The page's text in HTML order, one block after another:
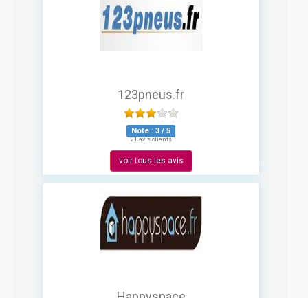
123pneus.fr
Note : 3 / 5
21 avis clients
voir tous les avis